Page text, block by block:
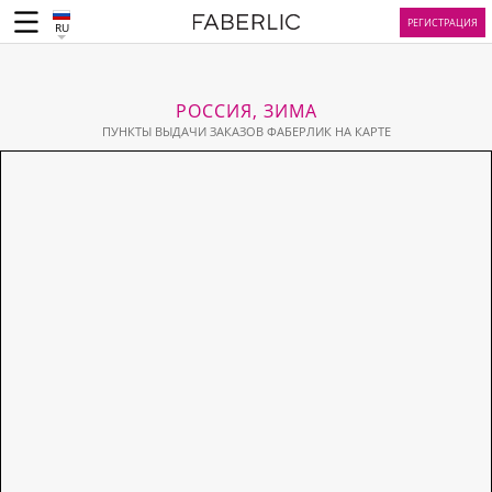
RU РЕГИСТРАЦИЯ
РОССИЯ, ЗИМА
ПУНКТЫ ВЫДАЧИ ЗАКАЗОВ ФАБЕРЛИК НА КАРТЕ